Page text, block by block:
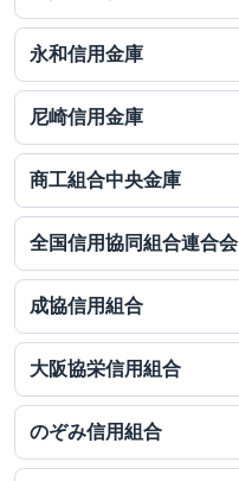
永和信用金庫
尼崎信用金庫
商工組合中央金庫
全国信用協同組合連合会
成協信用組合
大阪協栄信用組合
のぞみ信用組合